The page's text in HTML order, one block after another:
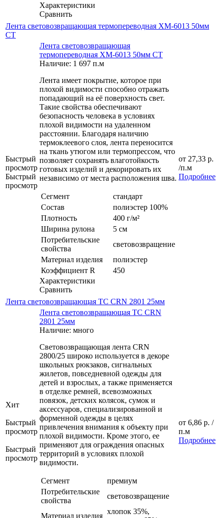
Характеристики
Сравнить
Лента световозвращающая термопереводная ХМ-6013 50мм
СТ
Быстрый
просмотр
Быстрый
просмотр
Лента световозвращающая
термопереводная ХМ-6013 50мм СТ
Наличие: 1 697 п.м
Лента имеет покрытие, которое при
плохой видимости способно отражать
попадающий на её поверхность свет.
Такие свойства обеспечивают
безопасность человека в условиях
плохой видимости на удаленном
расстоянии. Благодаря наличию
термоклеевого слоя, лента переносится
на ткань утюгом или термопрессом, что
позволяет сохранять влаготойкость
готовых изделий и декорировать их
независимо от места расположения шва.
Сегмент
стандарт
Состав
полиэстер 100%
Плотность
400 г/м²
Ширина рулона
5 см
Потребительские
свойства
световозвращение
Материал изделия
полиэстер
Коэффициент R
450
Характеристики
Сравнить
от 27,33 р.
/п.м
Подробнее
Лента световозвращающая ТС CRN 2801 25мм
Хит
Быстрый
просмотр
Быстрый
просмотр
Лента световозвращающая ТС CRN
2801 25мм
Наличие: много
Световозвращающая лента CRN
2800/25 широко используется в декоре
школьных рюкзаков, сигнальных
жилетов, повседневной одежды для
детей и взрослых, а также применяется
в отделке ремней, всевозможных
повязок, детских колясок, сумок и
аксессуаров, специализированной и
форменной одежды в целях
привлечения внимания к объекту при
плохой видимости. Кроме этого, ее
применяют для ограждения опасных
территорий в условиях плохой
видимости.
Сегмент
премиум
Потребительские
свойства
световозвращение
Материал изделия
хлопок 35%,
от 6,86 р. /
п.м
Подробнее